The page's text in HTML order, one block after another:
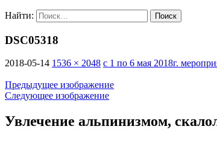
Найти:
DSC05318
2018-05-14 1536 × 2048 с 1 по 6 мая 2018г.
Предыдущее изображение
Следующее изображение
Увлечение альпинизмом,